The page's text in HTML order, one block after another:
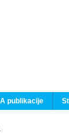
publikacije